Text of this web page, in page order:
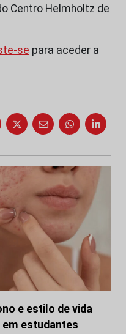
Centro Helmholtz de
se para aceder a
e estilo de vida
estudantes